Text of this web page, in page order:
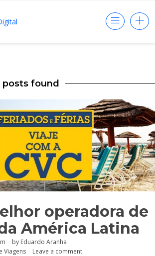
posts found
operadora de
América Latina
by Eduardo Aranha
Viagens Leave a comment